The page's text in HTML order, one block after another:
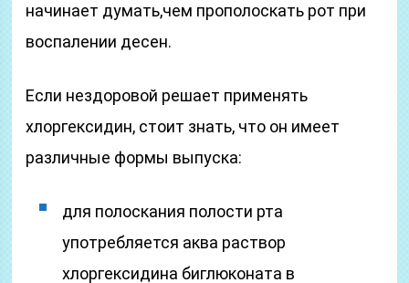
начинает думать,чем прополоскать рот при
воспалении десен.
Если нездоровой решает применять
хлоргексидин, стоит знать, что он имеет
различные формы выпуска:
для полоскания полости рта
употребляется аква раствор
хлоргексидина биглюконата в